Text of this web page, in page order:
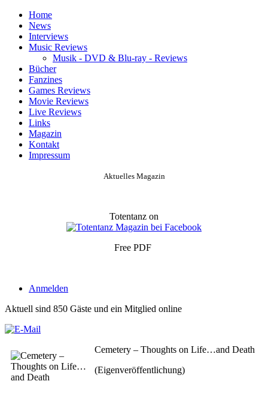
Home
News
Interviews
Music Reviews
Musik - DVD & Blu-ray - Reviews
Bücher
Fanzines
Games Reviews
Movie Reviews
Live Reviews
Links
Magazin
Kontakt
Impressum
Aktuelles Magazin
Totentanz on
Free PDF
Anmelden
Aktuell sind 850 Gäste und ein Mitglied online
Cemetery – Thoughts on Life…and Death
(Eigenveröffentlichung)